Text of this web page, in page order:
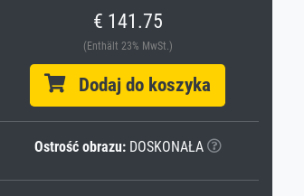
€ 141.75
(Enthält 23% MwSt.)
Dodaj do koszyka
Ostrość obrazu:DOSKONAŁA